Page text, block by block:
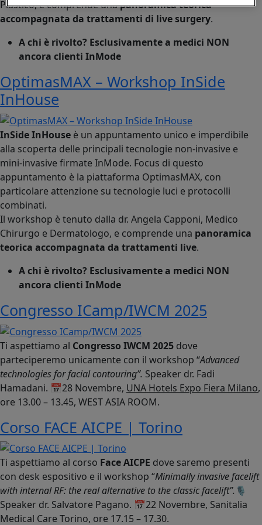
Plastico, e comprende unapanoramica teorica
accompagnata da trattamenti di live surgery.
A chi è rivolto? Esclusivamente a medici NON
ancora clienti InMode
OptimasMAX – Workshop InSide
InHouse
InSide InHouse è un appuntamento unico e imperdibile
alla scoperta delle principali tecnologie non-invasive e
mini-invasive firmate InMode. Focus di questo
appuntamento è la piattaforma OptimasMAX, con
particolare attenzione su tecnologie luci e protocolli
combinati.
Il workshop è tenuto dalla dr. Angela Capponi, Medico
Chirurgo e Dermatologo, e comprende una panoramica
teorica accompagnata da trattamenti live.
A chi è rivolto? Esclusivamente a medici NON
ancora clienti InMode
Congresso ICamp/IWCM 2025
Ti aspettiamo al Congresso IWCM 2025 dove
parteciperemo unicamente con il workshop “Advanced
technologies for facial contouring”. Speaker dr. Fadi
Hamadani. 📅28 Novembre, UNA Hotels Expo Fiera Milano,
ore 13.00 – 13.45, WEST ASIA ROOM.
Corso FACE AICPE | Torino
Ti aspettiamo al corso Face AICPE dove saremo presenti
con desk espositivo e il workshop “Minimally invasive facelift
with internal RF: the real alternative to the classic facelift”. 🎙️
Speaker dr. Salvatore Pagano. 📅22 Novembre, Sanitalia
Medical Care Torino, ore 17.15 – 17.30.